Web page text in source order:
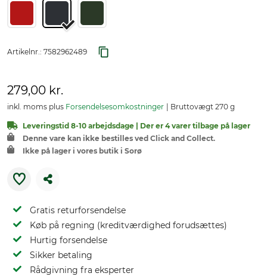
Artikelnr.: 7582962489
279,00 kr.
inkl. moms plus Forsendelsesomkostninger Bruttovægt 270 g
Leveringstid 8-10 arbejdsdage | Der er 4 varer tilbage på lager
Denne vare kan ikke bestilles ved Click and Collect.
Ikke på lager i vores butik i Sorø
Gratis returforsendelse
Køb på regning (kreditværdighed forudsættes)
Hurtig forsendelse
Sikker betaling
Rådgivning fra eksperter